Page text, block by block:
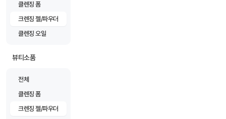
클렌징 폼
크렌징 젤/파우더
클렌징 오일
뷰티소품
전체
클렌징 폼
크렌징 젤/파우더